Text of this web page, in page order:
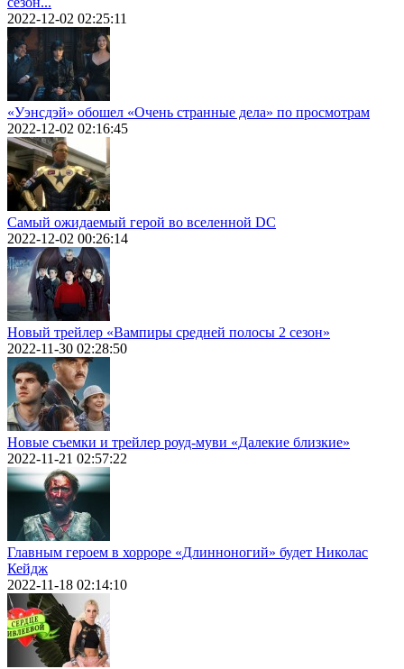
2022-12-02 02:25:11
«Уэнсдэй» обошел «Очень странные дела» по просмотрам
2022-12-02 02:16:45
Самый ожидаемый герой во вселенной DC
2022-12-02 00:26:14
Новый трейлер «Вампиры средней полосы 2 сезон»
2022-11-30 02:28:50
Новые съемки и трейлер роуд-муви «Далекие близкие»
2022-11-21 02:57:22
Главным героем в хорроре «Длинноногий» будет Николас
Кейдж
2022-11-18 02:14:10